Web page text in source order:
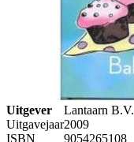
Uitgever
Lantaarn B.V.
Uitgavejaar2009
ISBN
9054265108